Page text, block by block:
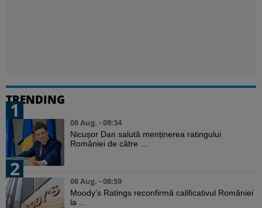
TRENDING
1
08 Aug. - 09:34
Nicușor Dan salută menținerea ratingului
României de către ...
2
08 Aug. - 08:59
Moody’s Ratings reconfirmă calificativul României
la ...